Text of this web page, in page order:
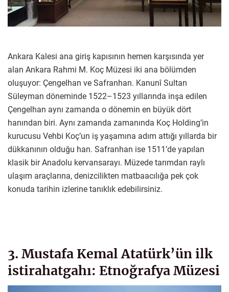
Ankara Kalesi ana giriş kapısının hemen karşısında yer
alan Ankara Rahmi M. Koç Müzesi iki ana bölümden
oluşuyor: Çengelhan ve Safranhan. Kanunî Sultan
Süleyman döneminde 1522–1523 yıllarında inşa edilen
Çengelhan aynı zamanda o dönemin en büyük dört
hanından biri. Aynı zamanda zamanında Koç Holding’in
kurucusu Vehbi Koç’un iş yaşamına adım attığı yıllarda bir
dükkanının olduğu han. Safranhan ise 1511’de yapılan
klasik bir Anadolu kervansarayı. Müzede tarımdan raylı
ulaşım araçlarına, denizcilikten matbaacılığa pek çok
konuda tarihin izlerine tanıklık edebilirsiniz.
3. Mustafa Kemal Atatürk’ün ilk
istirahatgahı: Etnoğrafya Müzesi